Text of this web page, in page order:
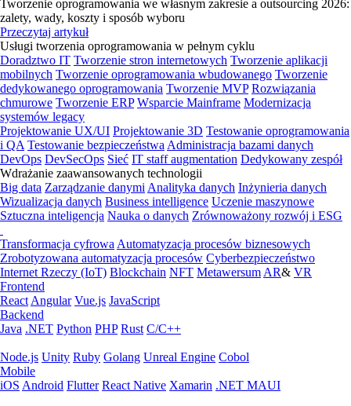
Tworzenie oprogramowania we własnym zakresie a outsourcing 2026:
zalety, wady, koszty i sposób wyboru
Przeczytaj artykuł
Usługi tworzenia oprogramowania w pełnym cyklu
Doradztwo IT Tworzenie stron internetowych Tworzenie aplikacji
mobilnych Tworzenie oprogramowania wbudowanego Tworzenie
dedykowanego oprogramowania Tworzenie MVP Rozwiązania
chmurowe Tworzenie ERP Wsparcie Mainframe Modernizacja
systemów legacy
Projektowanie UX/UI Projektowanie 3D Testowanie oprogramowania
i QA Testowanie bezpieczeństwa Administracja bazami danych
DevOps DevSecOps Sieć IT staff augmentation Dedykowany zespół
Wdrażanie zaawansowanych technologii
Big data Zarządzanie danymi Analityka danych Inżynieria danych
Wizualizacja danych Business intelligence Uczenie maszynowe
Sztuczna inteligencja Nauka o danych Zrównoważony rozwój i ESG
Transformacja cyfrowa Automatyzacja procesów biznesowych
Zrobotyzowana automatyzacja procesów Cyberbezpieczeństwo
Internet Rzeczy (IoT) Blockchain NFT Metawersum AR& VR
Frontend
React Angular Vue.js JavaScript
Backend
Java .NET Python PHP Rust C/C++
Node.js Unity Ruby Golang Unreal Engine Cobol
Mobile
iOS Android Flutter React Native Xamarin .NET MAUI